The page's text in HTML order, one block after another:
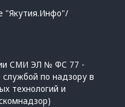
"Якутия.Инфо"/
СМИ ЭЛ № ФС 77 -
по надзору в
технологий и